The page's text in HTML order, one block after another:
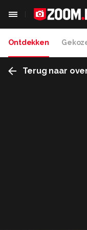
Ontdekken
Terug naar